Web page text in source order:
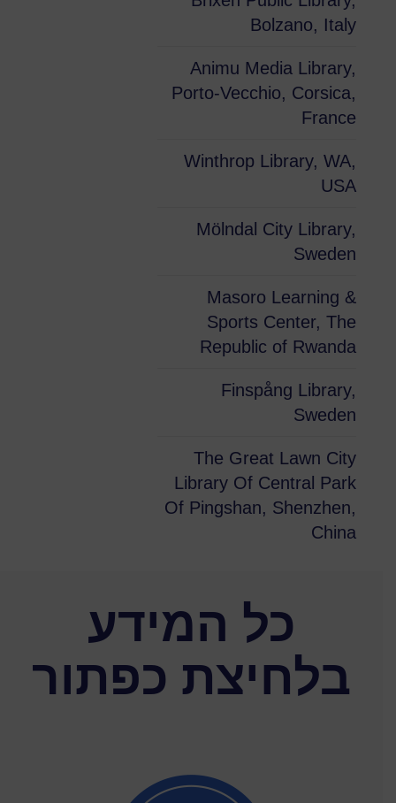
Bolzano, Italy
Animu Media Library,
Porto-Vecchio, Corsica,
France
Winthrop Library, WA,
USA
Mölndal City Library,
Sweden
Masoro Learning &
Sports Center, The
Republic of Rwanda
Finspång Library,
Sweden
The Great Lawn City
Library Of Central Park
Of Pingshan, Shenzhen,
China
כל המידע
בלחיצת כפתור